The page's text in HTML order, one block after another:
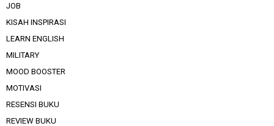
JOB
KISAH INSPIRASI
LEARN ENGLISH
MILITARY
MOOD BOOSTER
MOTIVASI
RESENSI BUKU
REVIEW BUKU